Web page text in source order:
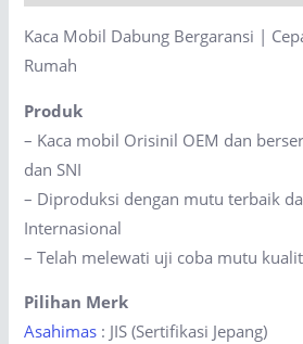
|
Bisa
ke
Rumah
quantity
Kaca Mobil Dabung Bergaransi |
Rumah
Produk
– Kaca mobil Orisinil OEM dan
dan SNI
– Diproduksi dengan mutu terbaik
Internasional
– Telah melewati uji coba mutu
Pilihan Merk
Asahimas : JIS (Sertifikasi Jepang)